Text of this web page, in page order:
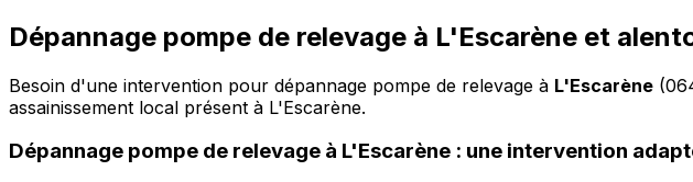
Dépannage pompe de relevage à L'Escarène et
Besoin d'une intervention pour dépannage pompe de relevage à L'Escarène
assainissement local présent à L'Escarène.
Dépannage pompe de relevage à L'Escarène : une intervention